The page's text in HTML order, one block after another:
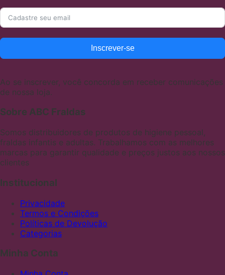
Inscrever-se
Ao se inscrever, você concorda em receber comunicações
de nossa loja.
Sobre ABC Fraldas
Somos distribuidores de produtos de higiene pessoal,
fraldas infantis e adultas. Trabalhamos com as melhores
marcas para garantir qualidade e preços justos aos nossos
clientes
Institucional
Privacidade
Termos e Condições
Políticas de Devolução
Categorias
Minha Conta